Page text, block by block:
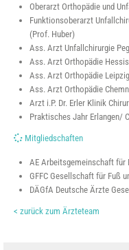
Oberarzt Orthopädie und
Funktionsoberarzt
(Prof. Huber)
Ass. Arzt Unfallchirurgie
Ass. Arzt Orthopädie
Ass. Arzt Orthopädie
Ass. Arzt Orthopädie
Arzt i.P. Dr. Erler Klinik
Praktisches Jahr Erlangen/
Mitgliedschaften
AE Arbeitsgemeinschaft für
GFFC Gesellschaft für Fuß
DÄGfA Deutsche Ärzte
< zurück zum Ärzteteam